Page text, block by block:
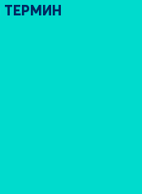
ТЕРМИН